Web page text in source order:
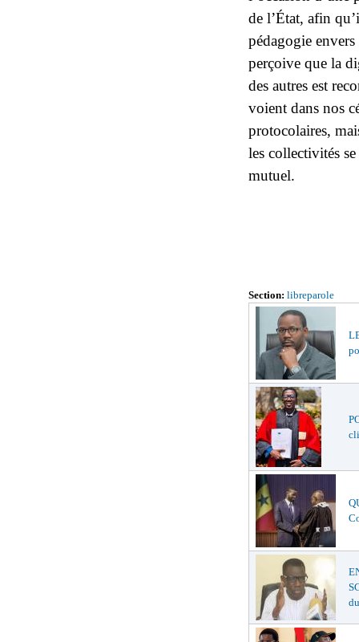
de l’État, afin
pédagogie
perçoive que la
des autres est
voient dans nos
protocolaires,
les collectivités
mutuel.
Section: libreparole